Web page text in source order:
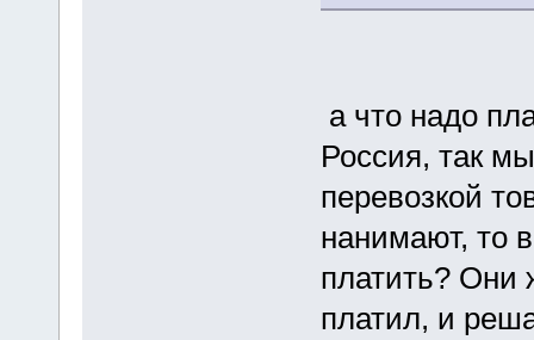
а что надо
Россия, так
перевозкой
нанимают, то
платить? Они
платил, и